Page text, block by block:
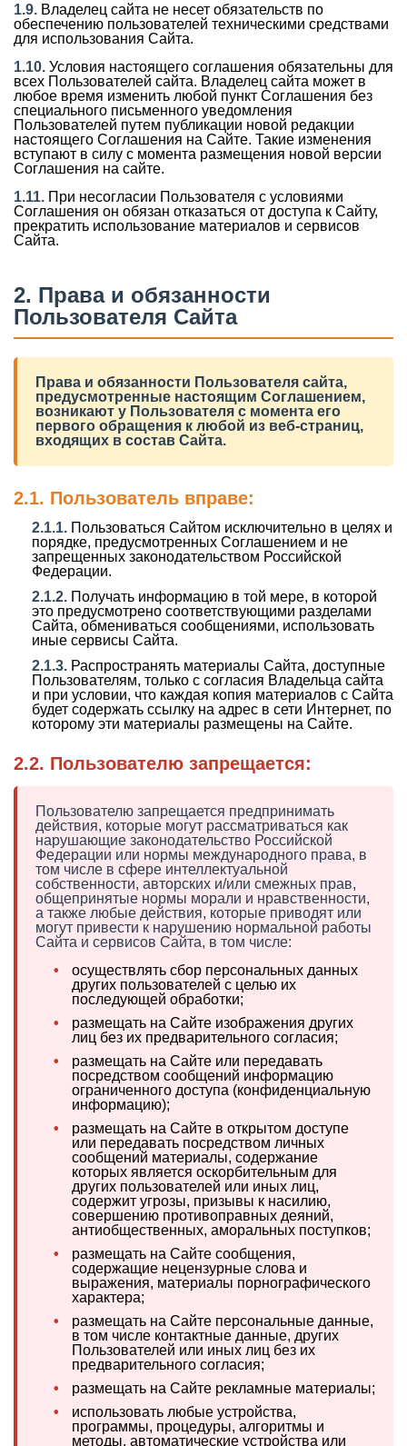
1.9. Владелец сайта не несет обязательств по
обеспечению пользователей техническими средствами
для использования Сайта.
1.10. Условия настоящего соглашения обязательны для
всех Пользователей сайта. Владелец сайта может в
любое время изменить любой пункт Соглашения без
специального письменного уведомления
Пользователей путем публикации новой редакции
настоящего Соглашения на Сайте. Такие изменения
вступают в силу с момента размещения новой версии
Соглашения на сайте.
1.11. При несогласии Пользователя с условиями
Соглашения он обязан отказаться от доступа к Сайту,
прекратить использование материалов и сервисов
Сайта.
2. Права и обязанности
Пользователя Сайта
Права и обязанности Пользователя сайта,
предусмотренные настоящим Соглашением,
возникают у Пользователя с момента его
первого обращения к любой из веб-страниц,
входящих в состав Сайта.
2.1. Пользователь вправе:
2.1.1. Пользоваться Сайтом исключительно в целях и
порядке, предусмотренных Соглашением и не
запрещенных законодательством Российской
Федерации.
2.1.2. Получать информацию в той мере, в которой
это предусмотрено соответствующими разделами
Сайта, обмениваться сообщениями, использовать
иные сервисы Сайта.
2.1.3. Распространять материалы Сайта, доступные
Пользователям, только с согласия Владельца сайта
и при условии, что каждая копия материалов с Сайта
будет содержать ссылку на адрес в сети Интернет, по
которому эти материалы размещены на Сайте.
2.2. Пользователю запрещается:
Пользователю запрещается предпринимать
действия, которые могут рассматриваться как
нарушающие законодательство Российской
Федерации или нормы международного права, в
том числе в сфере интеллектуальной
собственности, авторских и/или смежных прав,
общепринятые нормы морали и нравственности,
а также любые действия, которые приводят или
могут привести к нарушению нормальной работы
Сайта и сервисов Сайта, в том числе:
•
осуществлять сбор персональных данных
других пользователей с целью их
последующей обработки;
•
размещать на Сайте изображения других
лиц без их предварительного согласия;
•
размещать на Сайте или передавать
посредством сообщений информацию
ограниченного доступа (конфиденциальную
информацию);
•
размещать на Сайте в открытом доступе
или передавать посредством личных
сообщений материалы, содержание
которых является оскорбительным для
других пользователей или иных лиц,
содержит угрозы, призывы к насилию,
совершению противоправных деяний,
антиобщественных, аморальных поступков;
•
размещать на Сайте сообщения,
содержащие нецензурные слова и
выражения, материалы порнографического
характера;
•
размещать на Сайте персональные данные,
в том числе контактные данные, других
Пользователей или иных лиц без их
предварительного согласия;
•
размещать на Сайте рекламные материалы;
•
использовать любые устройства,
программы, процедуры, алгоритмы и
методы, автоматические устройства или